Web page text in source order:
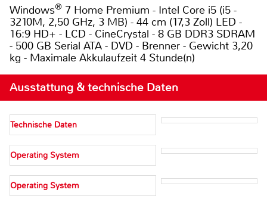
Windows® 7 Home Premium - Intel Core i5 (i5 -
3210M, 2,50 GHz, 3 MB) - 44 cm (17,3 Zoll) LED -
16:9 HD+ - LCD - CineCrystal - 8 GB DDR3 SDRAM
- 500 GB Serial ATA - DVD - Brenner - Gewicht 3,20
kg - Maximale Akkulaufzeit 4 Stunde(n)
Ausstattung & technische Daten
Technische Daten
Operating System
Operating System